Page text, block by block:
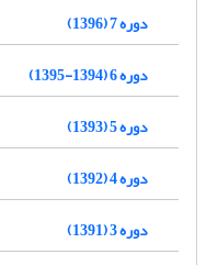
دوره 7 (1396)
دوره 6 (1394-1395)
دوره 5 (1393)
دوره 4 (1392)
دوره 3 (1391)